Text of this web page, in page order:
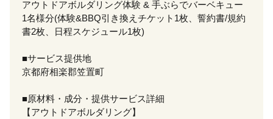
アウトドアボルダリング体験 & 手ぶらでバーベキュー
1名様分(体験&BBQ引き換えチケット1枚、誓約書/規約
書2枚、日程スケジュール1枚)
■サービス提供地
京都府相楽郡笠置町
■原材料・成分・提供サービス詳細
【アウトドアボルダリング】